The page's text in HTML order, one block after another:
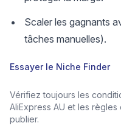
Scaler les gagnants
tâches manuelles).
Essayer le Niche Finder
Vérifiez toujours les
AliExpress AU et les
publier.